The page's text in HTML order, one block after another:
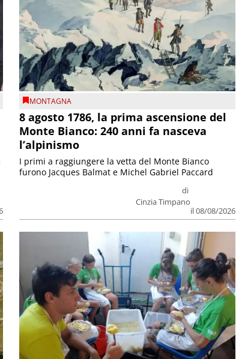
MONTAGNA
8 agosto 1786, la prima ascensione del
Monte Bianco: 240 anni fa nasceva
l’alpinismo
di
Cinzia Timpano
il 08/08/2026
I primi a raggiungere la vetta del Monte Bianco
furono Jacques Balmat e Michel Gabriel Paccard